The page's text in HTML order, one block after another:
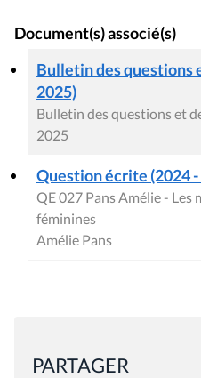
Document(s) associé(s)
Bulletin des questions
2025)
Bulletin des questions et
2025
Question écrite (2024 -
QE 027 Pans Amélie -
féminines
Amélie Pans
PARTAGER